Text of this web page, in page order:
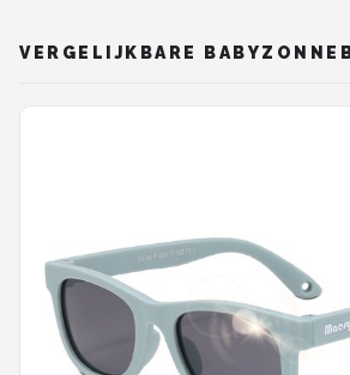
VERGELIJKBARE